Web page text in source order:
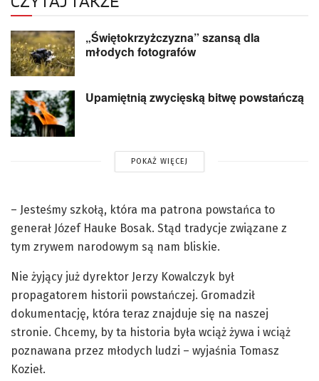
„Świętokrzyżczyzna” szansą dla
młodych fotografów
Upamiętnią zwycięską bitwę powstańczą
POKAŻ WIĘCEJ
– Jesteśmy szkołą, która ma patrona powstańca to
generał Józef Hauke Bosak. Stąd tradycje związane z
tym zrywem narodowym są nam bliskie.
Nie żyjący już dyrektor Jerzy Kowalczyk był
propagatorem historii powstańczej. Gromadził
dokumentację, która teraz znajduje się na naszej
stronie. Chcemy, by ta historia była wciąż żywa i wciąż
poznawana przez młodych ludzi – wyjaśnia Tomasz
Kozieł.